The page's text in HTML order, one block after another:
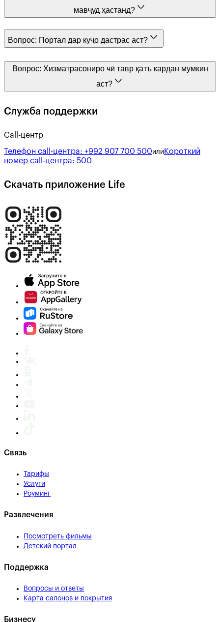
мавҷуд ҳастанд?
Вопрос: Портал дар куҷо дастрас аст?
Вопрос: Хизматрасониро чӣ тавр қатъ кардан мумкин
аст?
Служба поддержки
Call-центр
Телефон call-центра: +992 907 700 500или Короткий
номер call-центра: 500
Скачать приложение Life
Связь
Тарифы
Услуги
Роуминг
Развлечения
Посмотреть фильмы
Детский портал
Поддержка
Вопросы и ответы
Карта салонов и покрытия
Бизнесу